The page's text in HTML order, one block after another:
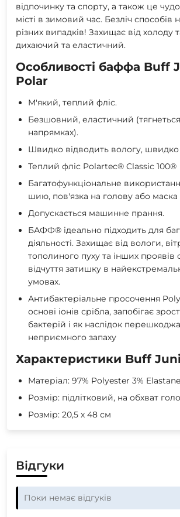
відпочинку та спорту, а також це
місті в зимовий час. Безліч способів
різних випадків! Захищає від холоду
дихаючий та еластичний.
Особливості баффа Buff
Polar
М'який, теплий фліс.
Безшовний, еластичний
напрямках).
Швидко відводить вологу, швидко
Теплий фліс Polartec® Classic 100®
Багатофункціональне
шию, пов'язка на голову або маска
Допускається машинне прання.
БАФФ® ідеально підходить для
діяльності. Захищає від вологи,
тополиного пуху та інших проявів
відчуття затишку в
умовах.
Антибактеріальне просочення
основі іонів срібла, запобігає
бактерій і як наслідок
неприємного запаху
Характеристики Buff
Матеріал: 97% Polyester 3% Elastane
Розмір: підлітковий, на обхват
Розмір: 20,5 x 48 см
Відгуки
Поки немає відгуків